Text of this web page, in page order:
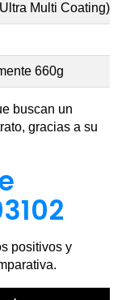
Multi Coating)
660g
buscan un
gracias a su
positivos y